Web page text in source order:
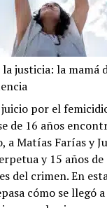
la justicia: la mamá
por el
de 16 años
a Matías Farías y
y 15 años de
del crimen. En
cómo se llegó